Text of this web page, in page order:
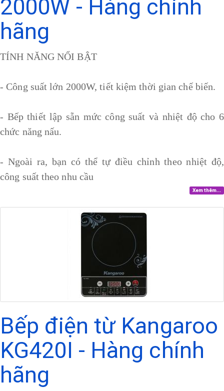
2000W - Hàng chính
hãng
TÍNH NĂNG NỔI BẬT
- Công suất lớn 2000W, tiết kiệm thời gian chế biến.
- Bếp thiết lập sẵn mức công suất và nhiệt độ cho 6
chức năng nấu.
- Ngoài ra, bạn có thể tự điều chỉnh theo nhiệt độ,
công suất theo nhu cầu
Xem thêm...
Bếp điện từ Kangaroo
KG420I - Hàng chính
hãng